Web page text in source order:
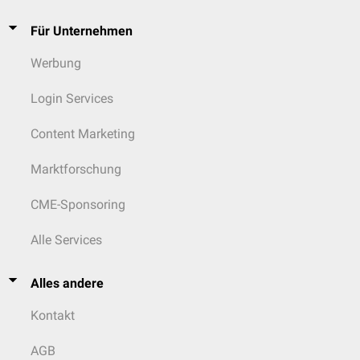
Für Unternehmen
Werbung
Login Services
Content Marketing
Marktforschung
CME-Sponsoring
Alle Services
Alles andere
Kontakt
AGB